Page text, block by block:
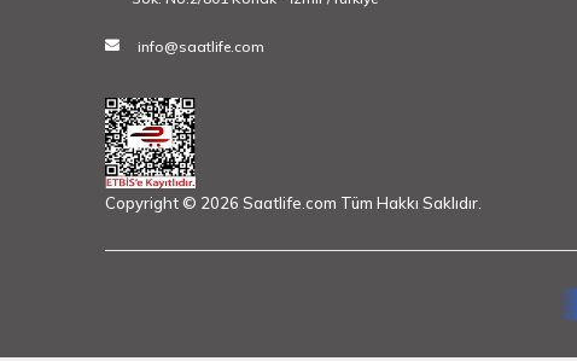
info@saatlife.com
Copyright © 2026 Saatlife.com Tüm Hakkı Saklıdır.